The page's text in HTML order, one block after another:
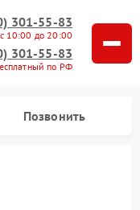
301-55-83
10:00 до 20:00
301-55-83
по РФ
Позвонить